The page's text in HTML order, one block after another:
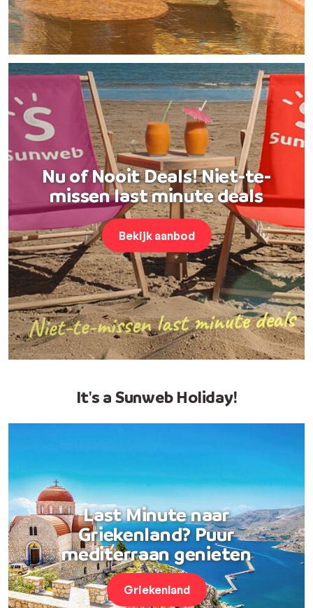
Nu of Nooit Deals! Niet-te-
missen last minute deals
Bekijk aanbod
It's a Sunweb Holiday!
Last Minute naar
Griekenland? Puur
mediterraan genieten
Griekenland